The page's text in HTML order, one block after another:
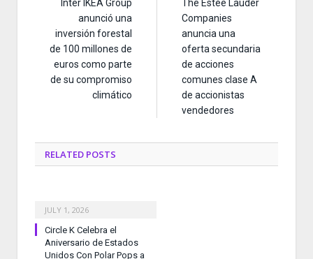
Inter IKEA Group
anunció una
inversión forestal
de 100 millones de
euros como parte
de su compromiso
climático
The Estée Lauder
Companies
anuncia una
oferta secundaria
de acciones
comunes clase A
de accionistas
vendedores
RELATED POSTS
JULY 1, 2026
Circle K Celebra el
Aniversario de Estados
Unidos Con Polar Pops a